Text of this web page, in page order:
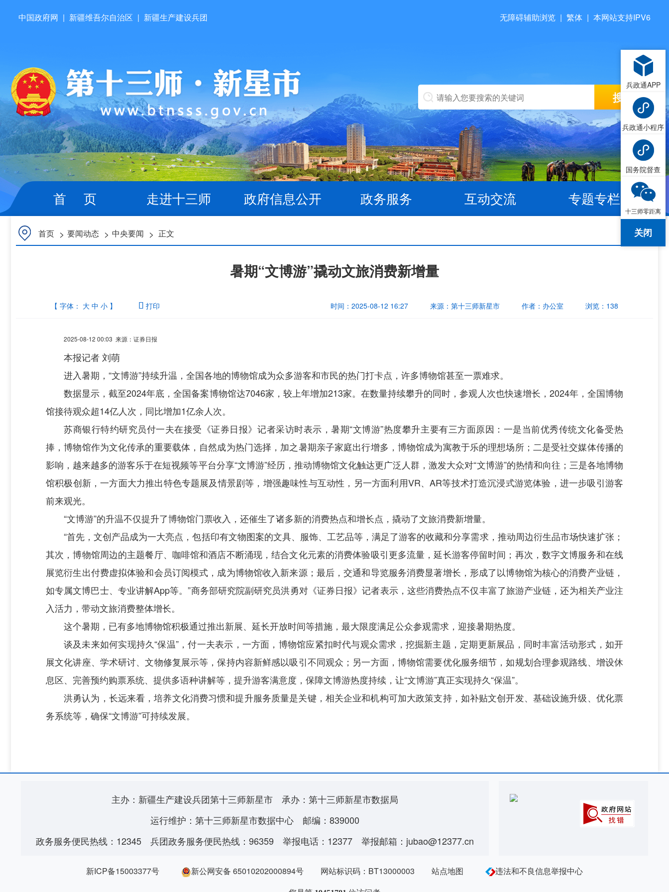
中国政府网 | 新疆维吾尔自治区 | 新疆生产建设兵团 无障碍辅助浏览 | 繁体 | 本网站支持IPV6
首 页 走进十三师 政府信息公开 政务服务 互动交流 专题专栏
首页 > 要闻动态 > 中央要闻 > 正文
暑期“文博游”撬动文旅消费新增量
【 字体： 大 中 小 】  打印 时间： 2025-08-12 16:27 来源： 第十三师新星市 作者： 办公室 浏览： 138
2025-08-12 00:03 来源：证券日报
本报记者 刘萌
进入暑期，“文博游”持续升温，全国各地的博物馆成为众多游客和市民的热门打卡点，许多博物馆甚至一票难求。
数据显示，截至2024年底，全国备案博物馆达7046家，较上年增加213家。在数量持续攀升的同时，参观人次也快速增长，2024年，全国博物
馆接待观众超14亿人次，同比增加1亿余人次。
苏商银行特约研究员付一夫在接受《证券日报》记者采访时表示，暑期“文博游”热度攀升主要有三方面原因：一是当前优秀传统文化备受热
捧，博物馆作为文化传承的重要载体，自然成为热门选择，加之暑期亲子家庭出行增多，博物馆成为寓教于乐的理想场所；二是受社交媒体传播的
影响，越来越多的游客乐于在短视频等平台分享“文博游”经历，推动博物馆文化触达更广泛人群，激发大众对“文博游”的热情和向往；三是各地博物
馆积极创新，一方面大力推出特色专题展及情景剧等，增强趣味性与互动性，另一方面利用VR、AR等技术打造沉浸式游览体验，进一步吸引游客
前来观光。
“文博游”的升温不仅提升了博物馆门票收入，还催生了诸多新的消费热点和增长点，撬动了文旅消费新增量。
“首先，文创产品成为一大亮点，包括印有文物图案的文具、服饰、工艺品等，满足了游客的收藏和分享需求，推动周边衍生品市场快速扩张；
其次，博物馆周边的主题餐厅、咖啡馆和酒店不断涌现，结合文化元素的消费体验吸引更多流量，延长游客停留时间；再次，数字文博服务和在线
展览衍生出付费虚拟体验和会员订阅模式，成为博物馆收入新来源；最后，交通和导览服务消费显著增长，形成了以博物馆为核心的消费产业链，
如专属文博巴士、专业讲解App等。”商务部研究院副研究员洪勇对《证券日报》记者表示，这些消费热点不仅丰富了旅游产业链，还为相关产业注
入活力，带动文旅消费整体增长。
这个暑期，已有多地博物馆积极通过推出新展、延长开放时间等措施，最大限度满足公众参观需求，迎接暑期热度。
谈及未来如何实现持久“保温”，付一夫表示，一方面，博物馆应紧扣时代与观众需求，挖掘新主题，定期更新展品，同时丰富活动形式，如开
展文化讲座、学术研讨、文物修复展示等，保持内容新鲜感以吸引不同观众；另一方面，博物馆需要优化服务细节，如规划合理参观路线、增设休
息区、完善预约购票系统、提供多语种讲解等，提升游客满意度，保障文博游热度持续，让“文博游”真正实现持久“保温”。
洪勇认为，长远来看，培养文化消费习惯和提升服务质量是关键，相关企业和机构可加大政策支持，如补贴文创开发、基础设施升级、优化票
务系统等，确保“文博游”可持续发展。
主办：新疆生产建设兵团第十三师新星市
承办：第十三师新星市数据局
运行维护：第十三师新星市数据中心
邮编：839000
政务服务便民热线：12345
兵团政务服务便民热线：96359 举报电话：12377 举报邮箱：jubao@12377.cn
新ICP备15003377号 新公网安备 65010202000894号 网站标识码：BT13000003 站点地图
违法和不良信息举报中心
兵政通APP
兵政通小程序
国务院督查
十三师零距离
关闭